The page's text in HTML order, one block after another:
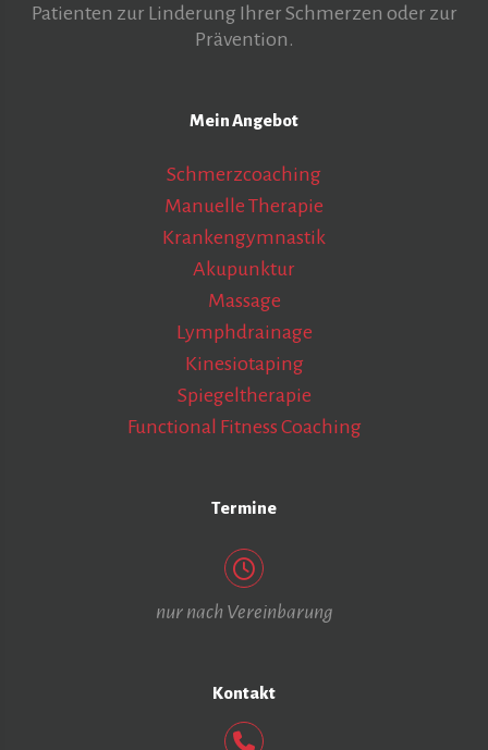
Patienten zur Linderung Ihrer Schmerzen oder zur
Prävention.
Mein Angebot
Schmerzcoaching
Manuelle Therapie
Krankengymnastik
Akupunktur
Massage
Lymphdrainage
Kinesiotaping
Spiegeltherapie
Functional Fitness Coaching
Termine
nur nach Vereinbarung
Kontakt